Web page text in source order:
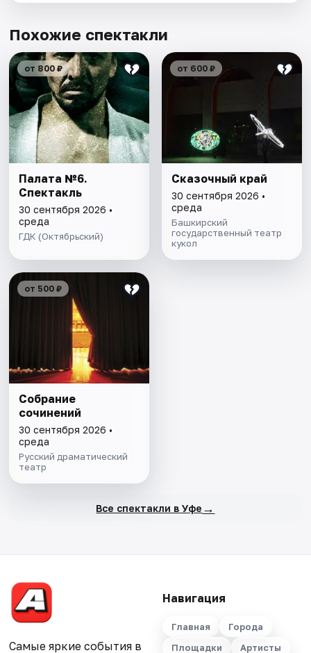
Похожие спектакли
от 800 ₽
Палата №6.
Спектакль
30 сентября 2026 •
среда
ГДК (Октябрьский)
от 600 ₽
Сказочный край
30 сентября 2026 •
среда
Башкирский
государственный театр
кукол
от 500 ₽
Собрание
сочинений
30 сентября 2026 •
среда
Русский драматический
театр
Все спектакли в Уфе →
Самые яркие события в
Навигация
Главная
Города
Площадки
Артисты